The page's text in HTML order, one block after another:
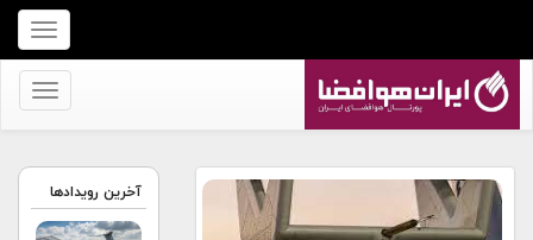
برای
نمایش
منو
برای
کنید
آخرین رویدادها